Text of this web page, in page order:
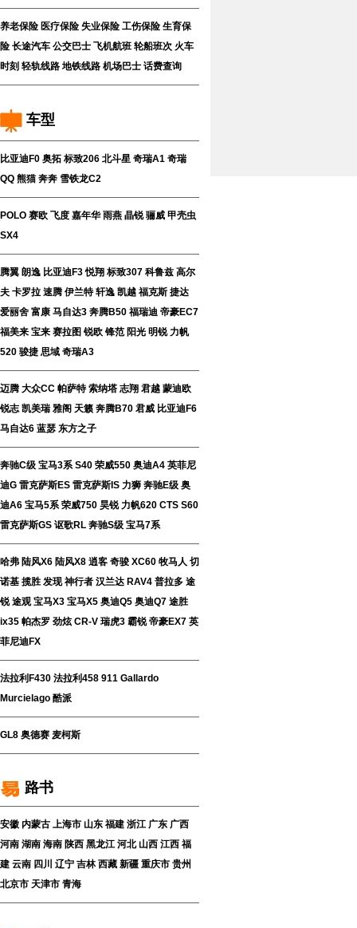
养老保险 医疗保险 失业保险 工伤保险 生育保
险 长途汽车 公交巴士 飞机航班 轮船班次 火车
时刻 轻轨线路 地铁线路 机场巴士 话费查询
车型
比亚迪F0 奥拓 标致206 北斗星 奇瑞A1 奇瑞
QQ 熊猫 奔奔 雪铁龙C2
POLO 赛欧 飞度 嘉年华 雨燕 晶锐 骊威 甲壳虫
SX4
腾翼 朗逸 比亚迪F3 悦翔 标致307 科鲁兹 高尔
夫 卡罗拉 速腾 伊兰特 轩逸 凯越 福克斯 捷达
爱丽舍 富康 马自达3 奔腾B50 福瑞迪 帝豪EC7
福美来 宝来 赛拉图 锐欧 锋范 阳光 明锐 力帆
520 骏捷 思域 奇瑞A3
迈腾 大众CC 帕萨特 索纳塔 志翔 君越 蒙迪欧
锐志 凯美瑞 雅阁 天籁 奔腾B70 君威 比亚迪F6
马自达6 蓝瑟 东方之子
奔驰C级 宝马3系 S40 荣威550 奥迪A4 英菲尼
迪G 雷克萨斯ES 雷克萨斯IS 力狮 奔驰E级 奥
迪A6 宝马5系 荣威750 昊锐 力帆620 CTS S60
雷克萨斯GS 讴歌RL 奔驰S级 宝马7系
哈弗 陆风X6 陆风X8 逍客 奇骏 XC60 牧马人 切
诺基 揽胜 发现 神行者 汉兰达 RAV4 普拉多 途
锐 途观 宝马X3 宝马X5 奥迪Q5 奥迪Q7 途胜
ix35 帕杰罗 劲炫 CR-V 瑞虎3 霸锐 帝豪EX7 英
菲尼迪FX
法拉利F430 法拉利458 911 Gallardo
Murcielago 酷派
GL8 奥德赛 麦柯斯
路书
安徽 内蒙古 上海市 山东 福建 浙江 广东 广西
河南 湖南 海南 陕西 黑龙江 河北 山西 江西 福
建 云南 四川 辽宁 吉林 西藏 新疆 重庆市 贵州
北京市 天津市 青海